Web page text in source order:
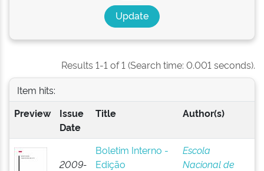
Results 1-1 of 1 (Search time: 0.001 seconds).
Item hits:
Preview
Issue
Date
Title Author(s)
2009-
Boletim Interno -
Edição
Escola
Nacional de